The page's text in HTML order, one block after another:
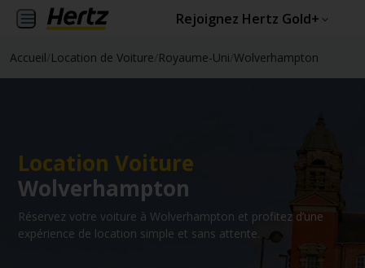
Rejoignez Hertz Gold+
Accueil Location de Voiture Royaume-Uni Wolverhampton
Location Voiture
Wolverhampton
Réservez votre voiture à Wolverhampton et profitez d’une
expérience de location simple et sans attente.